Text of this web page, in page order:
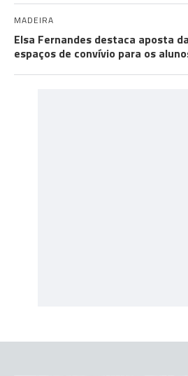
MADEIRA
Elsa Fernandes destaca aposta
espaços de convívio para os